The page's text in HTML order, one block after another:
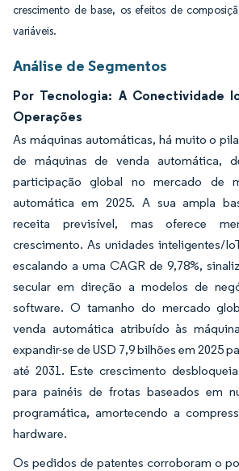
crescimento de base, os efeitos de
variáveis.
Análise de Segmentos
Por Tecnologia: A Conectividade
Operações
As máquinas automáticas, há muito o
de máquinas de venda automática,
participação global no mercado de
automática em 2025. A sua ampla
receita previsível, mas oferece
crescimento. As unidades inteligentes/
escalando a uma CAGR de 9,78%,
secular em direção a modelos de
software. O tamanho do mercado
venda automática atribuído às
expandir-se de USD 7,9 bilhões em 2025
até 2031. Este crescimento
para painéis de frotas baseados em
programática, amortecendo a
hardware.
Os pedidos de patentes corroboram o